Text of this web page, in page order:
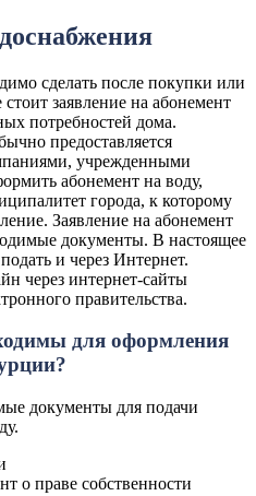
сделать после покупки или
заявление на абонемент
потребностей дома.
предоставляется
учрежденными
абонемент на воду,
города, к которому
Заявление на абонемент
документы. В настоящее
и через Интернет.
через интернет-сайты
правительства.
для оформления
документы для подачи
о праве собственности